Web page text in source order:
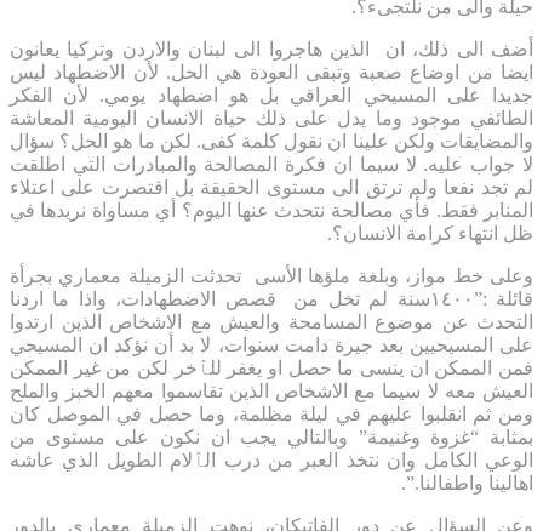
حيلة والى من نلتجىء؟.
أضف الى ذلك، ان الذين هاجروا الى لبنان والاردن وتركيا يعانون
ايضا من اوضاع صعبة وتبقى العودة هي الحل. لأن الاضطهاد ليس
جديدا على المسيحي العراقي بل هو اضطهاد يومي. لأن الفكر
الطائفي موجود وما يدل على ذلك حياة الانسان اليومية المعاشة
والمضايقات ولكن علينا ان نقول كلمة كفى. لكن ما هو الحل؟ سؤال
لا جواب عليه. لا سيما ان فكرة المصالحة والمبادرات التي اطلقت
لم تجد نفعا ولم ترتق الى مستوى الحقيقة بل اقتصرت على اعتلاء
المنابر فقط. فأي مصالحة نتحدث عنها اليوم؟ أي مساواة نريدها في
ظل انتهاء كرامة الانسان؟.
وعلى خط مواز، وبلغة ملؤها الأسى تحدثت الزميلة معماري بجرأة
قائلة :”١٤٠٠سنة لم تخل من قصص الاضطهادات، واذا ما اردنا
التحدث عن موضوع المسامحة والعيش مع الاشخاص الذين ارتدوا
على المسيحيين بعد جيرة دامت سنوات، لا بد أن نؤكد ان المسيحي
فمن الممكن ان ينسى ما حصل او يغفر للٱخر لكن من غير الممكن
العيش معه لا سيما مع الاشخاص الذين تقاسموا معهم الخبز والملح
ومن ثم انقلبوا عليهم في ليلة مظلمة، وما حصل في الموصل كان
بمثابة “غزوة وغنيمة” وبالتالي يجب ان نكون على مستوى من
الوعي الكامل وان نتخذ العبر من درب الٱلام الطويل الذي عاشه
اهالينا واطفالنا.”.
وعن السؤال عن دور الفاتيكان، نوهت الزميلة معماري بالدور